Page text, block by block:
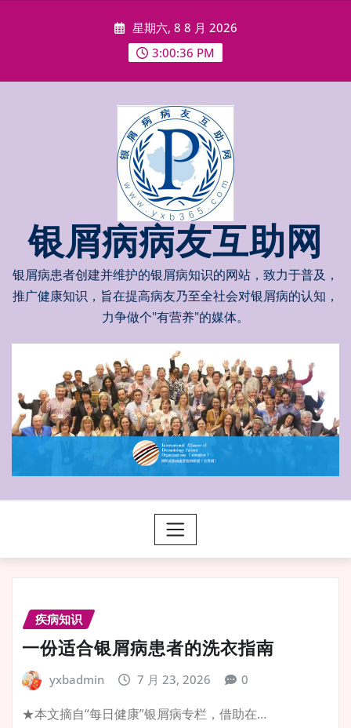
星期六, 8 8 月 2026
3:00:36 PM
银屑病病友互助网
银屑病患者创建并维护的银屑病知识的网站，致力于普及，
推广健康知识，旨在提高病友乃至全社会对银屑病的认知，
力争做个"有营养"的媒体。
疾病知识
一份适合银屑病患者的洗衣指南
yxbadmin 7 月 23, 2026 0
★本文摘自“每日健康”银屑病专栏，借助在…